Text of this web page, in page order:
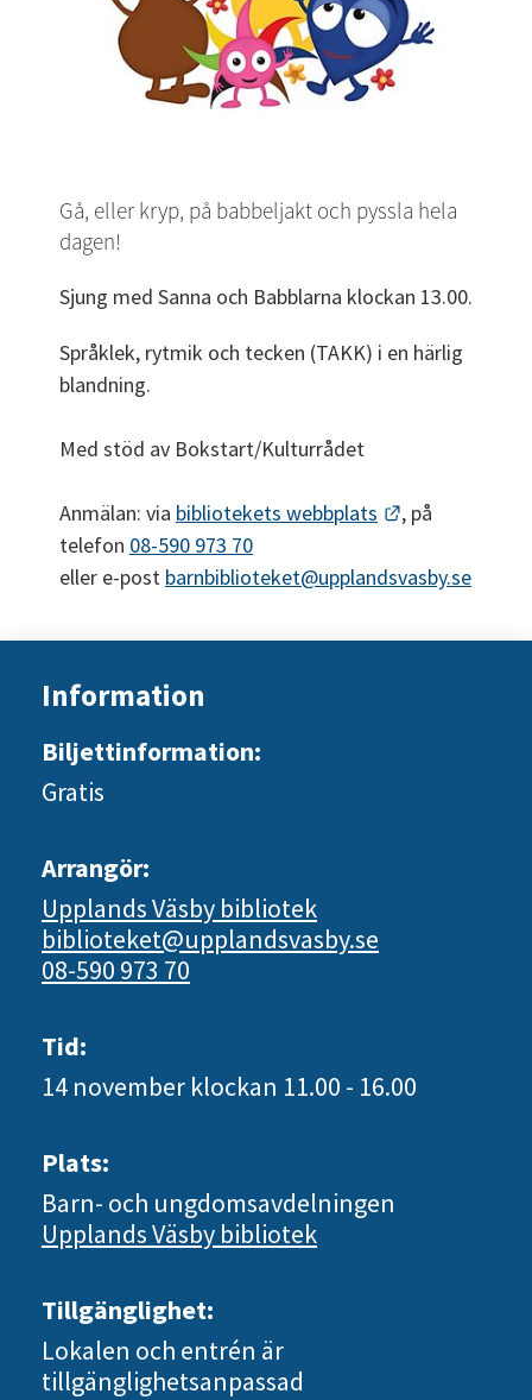
Gå, eller kryp, på babbeljakt och pyssla hela
dagen!
Sjung med Sanna och Babblarna klockan 13.00.
Språklek, rytmik och tecken (TAKK) i en härlig
blandning.
Med stöd av Bokstart/Kulturrådet
Anmälan: via bibliotekets webbplats Länk till
, på
telefon 08-590 973 70
eller e-post barnbiblioteket@upplandsvasby.se
Information
Biljettinformation:
Gratis
Arrangör:
Upplands Väsby bibliotek
biblioteket@upplandsvasby.se
08-590 973 70
Tid:
14 november klockan 11.00 - 16.00
Plats:
Barn- och ungdomsavdelningen
Upplands Väsby bibliotek
Tillgänglighet:
Lokalen och entrén är
tillgänglighetsanpassad